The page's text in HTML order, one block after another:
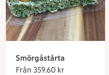
Smörgåstårta
Från 359.60 kr